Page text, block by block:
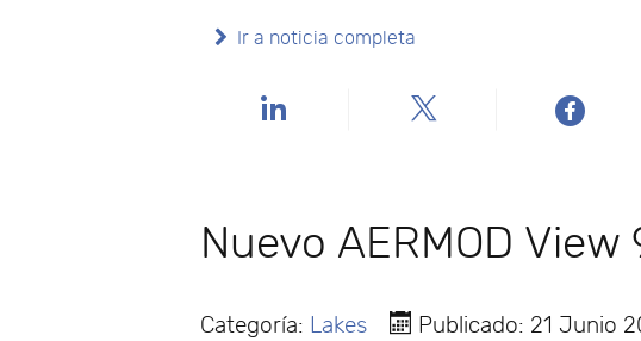
Ir a noticia completa
Nuevo AERMOD View
Categoría: Lakes Publicado: 21 Junio